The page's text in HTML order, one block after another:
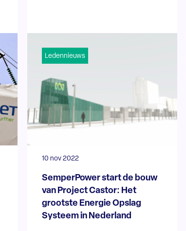
Ledennieuws
10 nov 2022
SemperPower start de bouw
van Project Castor: Het
grootste Energie Opslag
Systeem in Nederland